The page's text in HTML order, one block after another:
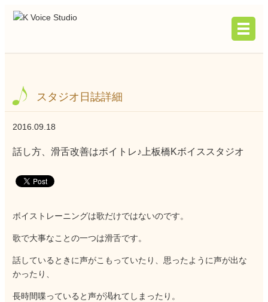
スタジオ日誌詳細
2016.09.18
話し方、滑舌改善はボイトレ♪上板橋Kボイススタジオ
ボイストレーニングは歌だけではないのです。
歌で大事なことの一つは滑舌です。
話しているときに声がこもっていたり、思ったように声が出な
かったり、
長時間喋っていると声が渇れてしまったり。